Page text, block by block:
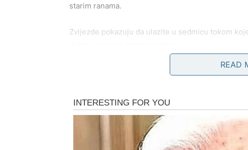
starim ranama.
Zvijezde pokazuju da ulazite u sedmicu tokom
Mnoge Škorpije će tokom ove sedmice donijeti
Neočekivani novac i velika
iznenaditi
READ